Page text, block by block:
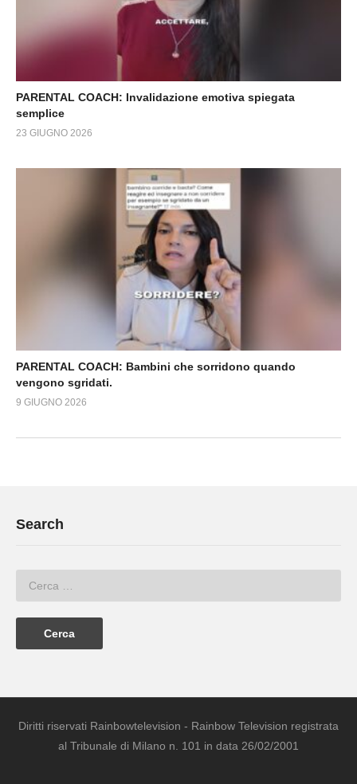
PARENTAL COACH: Invalidazione emotiva spiegata
semplice
23 GIUGNO 2026
PARENTAL COACH: Bambini che sorridono quando
vengono sgridati.
9 GIUGNO 2026
Search
Diritti riservati Rainbowtelevision - Rainbow Television registrata
al Tribunale di Milano n. 101 in data 26/02/2001